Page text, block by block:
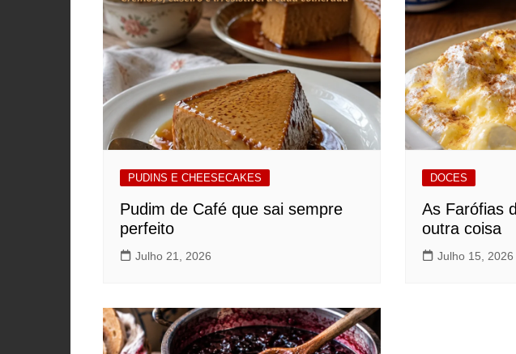
PUDINS E CHEESECAKES
Pudim de Café que sai sempre
perfeito
Julho 21, 2026
DOCES
As Farófias
outra coisa
Julho 15, 2026